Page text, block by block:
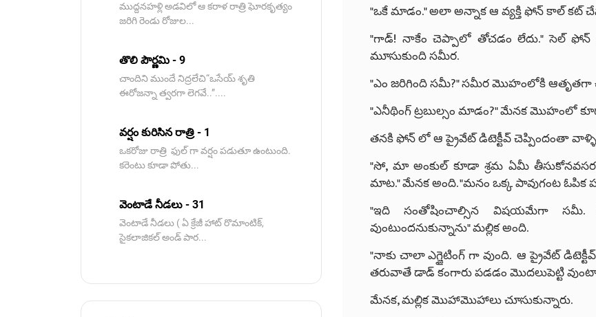
ముద్దనహళ్లి అడవిలో ఆ కరాళ రాత్రి ఘోరకృత్యం
జరిగి రెండు రోజుల...
తొలి పౌర్ణమి - 9
చాందిని ముందే నిద్రలేచి“ఒసేయ్ శృతి
ఈరోజన్నా త్వరగా లెగవే..”....
వర్షం కురిసిన రాత్రి - 1
ఒకరోజు రాత్రి ఫుల్ గా వర్షం పడుతూ ఉంటుంది.
కరెంటు కూడా పోతు...
వెంటాడే నీడలు - 31
వెంటాడే నీడలు ( ఏ క్రేజీ హాట్ రొమాంటిక్,
సైకలాజికల్ అండ్ పార...
"ఒకే మాడం." అలా అన్నాక ఆ వ్యక్తి ఫోన్ కాల్ కట్
"గాడ్! నాకేం చెప్పాలో తోచడం లేదు." సెల్ ఫోన్
మూసుకుంది సమీర.
"ఎం జరిగింది సమీ?" సమీర మొహంలోకి ఆతృతగా
"ఎనీథింగ్ ట్రబుల్సం మాడం?" మేనక మొహంలో
తనకి ఫోన్ లో ఆ ప్రైవేట్ డిటెక్టీవ్ చెప్పిందంతా
"సో, మా అంకుల్ కూడా శ్రమ ఏమీ
మాట." మేనక అంది. "మనం ఒక్క పావుగంట ఓపిక
"ఇది సంతోషించాల్సిన విషయమేగా సమీ.
వుంటుందనుకున్నాను" మల్లిక అంది.
"నాకు చాలా ఎగ్జైటింగ్ గా వుంది. ఆ ప్రైవేట్
తరువాతే డాడ్ కంగారు పడడం మొదలుపెట్టి
మేనక, మల్లిక మొహామొహాలు చూసుకున్నారు.